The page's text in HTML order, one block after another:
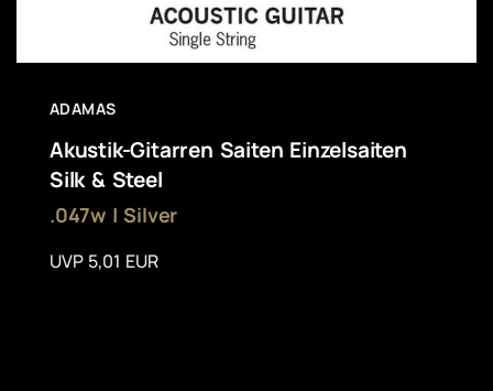
ADAMAS
Akustik-Gitarren Saiten Einzelsaiten
Silk & Steel
.047w | Silver
UVP 5,01 EUR